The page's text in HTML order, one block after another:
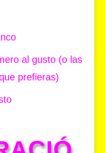
al gusto (o las
prefieras)